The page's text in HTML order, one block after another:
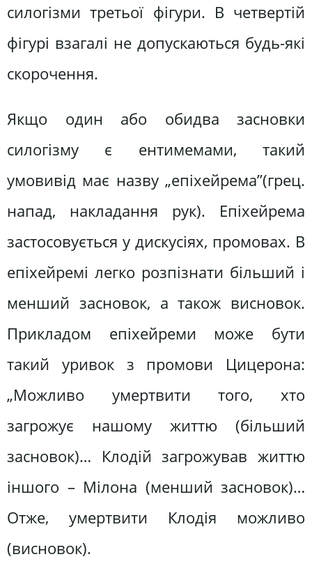
силогізми третьої фігури. В четвертій
фігурі взагалі не допускаються будь-які
скорочення.
Якщо один або обидва засновки
силогізму є ентимемами, такий
умовивід має назву „епіхейрема”(грец.
напад, накладання рук). Епіхейрема
застосовується у дискусіях, промовах. В
епіхейремі легко розпізнати більший і
менший засновок, а також висновок.
Прикладом епіхейреми може бути
такий уривок з промови Цицерона:
„Можливо умертвити того, хто
загрожує нашому життю (більший
засновок)… Клодій загрожував життю
іншого – Мілона (менший засновок)…
Отже, умертвити Клодія можливо
(висновок).